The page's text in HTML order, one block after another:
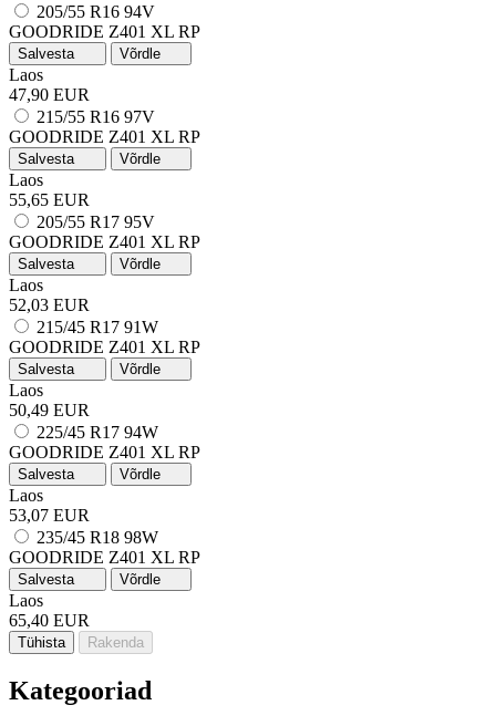
205/55 R16 94V
GOODRIDE Z401 XL RP
Salvesta Võrdle
Laos
47,90 EUR
215/55 R16 97V
GOODRIDE Z401 XL RP
Salvesta Võrdle
Laos
55,65 EUR
205/55 R17 95V
GOODRIDE Z401 XL RP
Salvesta Võrdle
Laos
52,03 EUR
215/45 R17 91W
GOODRIDE Z401 XL RP
Salvesta Võrdle
Laos
50,49 EUR
225/45 R17 94W
GOODRIDE Z401 XL RP
Salvesta Võrdle
Laos
53,07 EUR
235/45 R18 98W
GOODRIDE Z401 XL RP
Salvesta Võrdle
Laos
65,40 EUR
Tühista Rakenda
Kategooriad